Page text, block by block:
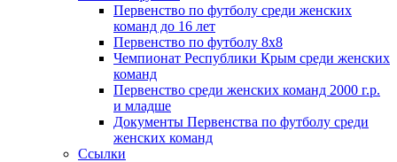
Первенство по футболу среди женских
команд до 16 лет
Первенство по футболу 8х8
Чемпионат Республики Крым среди женских
команд
Первенство среди женских команд 2000 г.р.
и младше
Документы Первенства по футболу среди
женских команд
Ссылки